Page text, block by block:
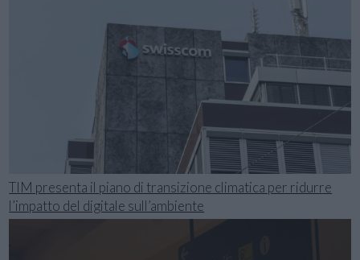
TIM presenta il piano di transizione climatica per ridurre
l’impatto del digitale sull’ambiente